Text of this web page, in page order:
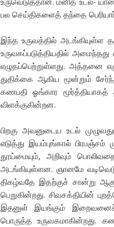
பல செய்திகளைத் தந்தை
இந்த உருவத்தில் அடங்கியுள்ள
உருவகப்படுத்தியதில்
எழுதப்பெற்றுள்ளது. அத்தனை
துதிக்கை ஆகிய மூன்றும்
கணபதி ஓங்கார
விளக்குகின்றன.
பிறகு அவனுடைய உடல்
எடுத்து இயம்புங்கால் பிரபஞ்சம்
தூய்மையும், அறிவும்
அடங்கியுள்ளன. ஞானமே
திகழ்வதே இதற்குச் சான்று
பெறுகின்றது. சிவசக்தியின்
இதனுள் இயங்கும் இறைவனைச்
பொருத்த உருவகமாகின்றது.